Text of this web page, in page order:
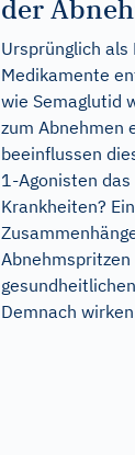
der
Ursprünglich
Medikamente
wie Semaglutid
zum Abnehmen
beeinflussen
1-Agonisten
Krankheiten?
Demnach